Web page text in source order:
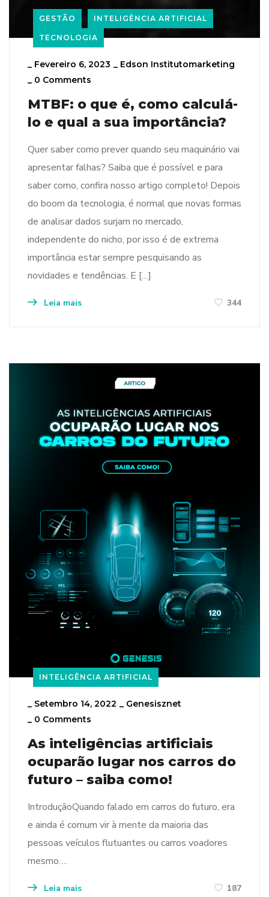
GESTÃO INTELIGÊNCIA ARTIFICIAL
TECNOLOGIA
_ Fevereiro 6, 2023 _ Edson Institutomarketing
_ 0 Comments
MTBF: o que é, como calculá-
lo e qual a sua importância?
Quer saber como prever quando seu maquinário vai
apresentar falhas? Saiba que é possível e para
saber como, confira nosso artigo completo! Depois
do boom da tecnologia, é normal que novas formas
de analisar dados surjam no mercado,
independente do nicho, por isso é de extrema
importância estar sempre pesquisando as
novidades e tendências. E […]
Leia mais 344
INTELIGÊNCIA ARTIFICIAL
_ Setembro 14, 2022 _ Genesisznet
_ 0 Comments
As inteligências artificiais
ocuparão lugar nos carros do
futuro – saiba como!
IntroduçãoQuando falado em carros do futuro, era
e ainda é comum vir à mente da maioria das
pessoas veículos flutuantes ou carros voadores
mesmo….
Leia mais 187